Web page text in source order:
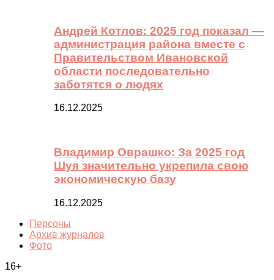
Андрей Котлов: 2025 год показал —
администрация района вместе с
Правительством Ивановской
области последовательно
заботятся о людях
16.12.2025
Владимир Оврашко: За 2025 год
Шуя значительно укрепила свою
экономическую базу
16.12.2025
Персоны
Архив журналов
Фото
16+